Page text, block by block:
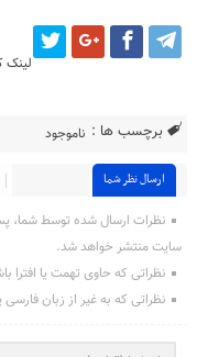
لینک
برچسب ها : ناموجود
ارسال نظر شما
نظرات ارسال شده توسط شما،
سایت منتشر خواهد شد.
نظراتی که حاوی تهمت یا افترا
نظراتی که به غیر از زبان